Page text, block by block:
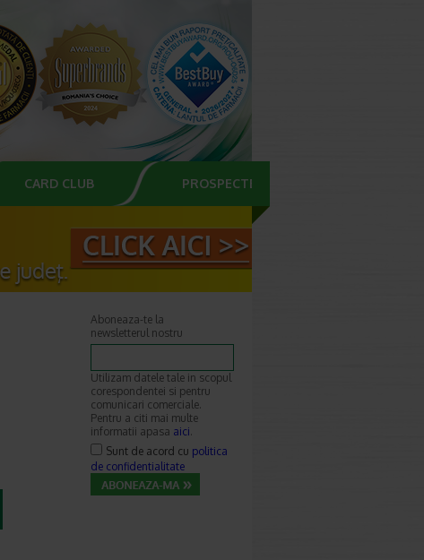
CARD CLUB PROSPECTE
Aboneaza-te la
newsletterul nostru
Utilizam datele tale in scopul
corespondentei si pentru
comunicari comerciale.
Pentru a citi mai multe
informatii apasa aici.
Sunt de acord cu politica
de confidentialitate